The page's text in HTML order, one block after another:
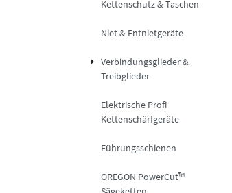
Kettenschutz & Taschen
Niet & Entnietgeräte
Verbindungsglieder &
Treibglieder
Elektrische Profi
Kettenschärfgeräte
Führungsschienen
OREGON PowerCut™